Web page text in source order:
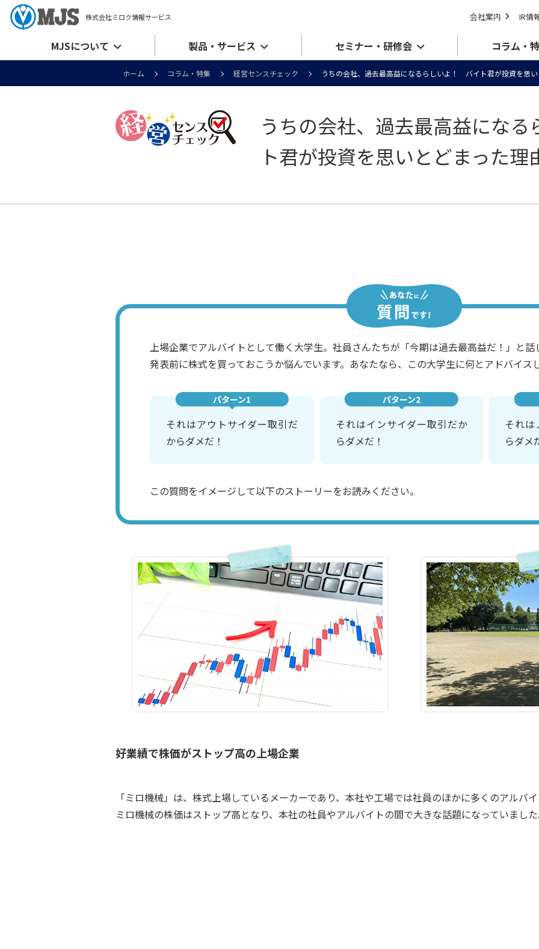
株式会社ミロク情報サービス 会社案内 IR情
MJSについて 製品・サービス セミナー・研修会 コラム・
ホーム コラム・特集 経営センスチェック うちの会社、過去最高益になるらしいよ！ バイト君が投資を思い
うちの会社、過去最高益にな
ト君が投資を思いとどまった理
上場企業でアルバイトとして働く大学生。社員さんたちが「今期は過去最高益だ！」と
発表前に株式を買っておこうか悩んでいます。あなたなら、この大学生に何とアドバイス
パターン1
それはアウトサイダー取引だ
からダメだ！
パターン2
それはインサイダー取引だか
らダメだ！
それ
らダメ
この質問をイメージして以下のストーリーをお読みください。
好業績で株価がストップ高の上場企業
「ミロ機械」は、株式上場しているメーカーであり、本社や工場では社員のほかに多くのアルバ
ミロ機械の株価はストップ高となり、本社の社員やアルバイトの間で大きな話題になっていました